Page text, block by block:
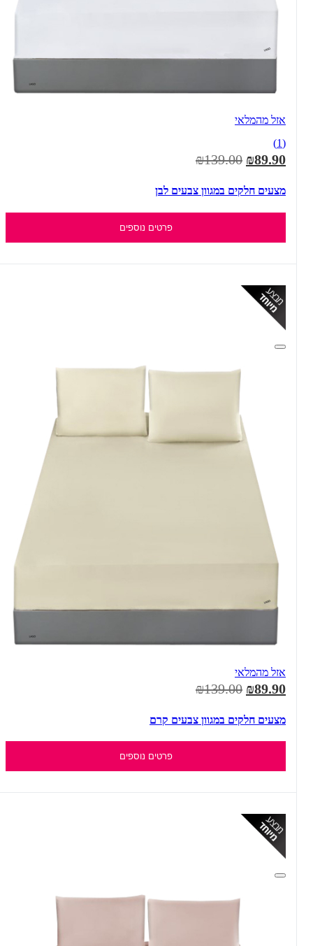
אזל מהמלאי
(1)
₪89.90
₪139.00
מצעים חלקים במגוון צבעים לבן
פרטים נוספים
אזל מהמלאי
₪89.90
₪139.00
מצעים חלקים במגוון צבעים קרם
פרטים נוספים